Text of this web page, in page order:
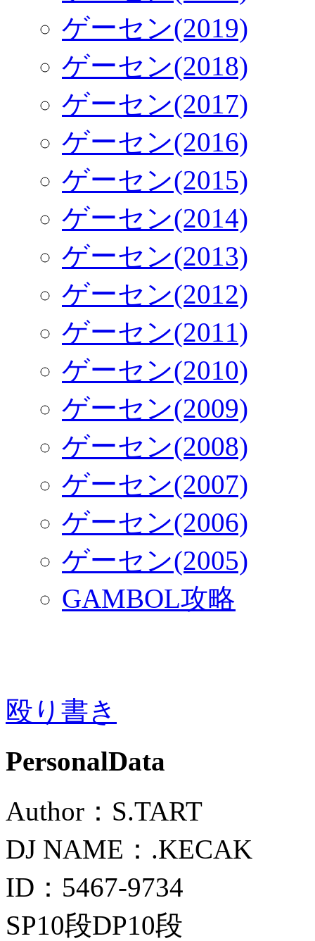
ゲーセン(2019)
ゲーセン(2018)
ゲーセン(2017)
ゲーセン(2016)
ゲーセン(2015)
ゲーセン(2014)
ゲーセン(2013)
ゲーセン(2012)
ゲーセン(2011)
ゲーセン(2010)
ゲーセン(2009)
ゲーセン(2008)
ゲーセン(2007)
ゲーセン(2006)
ゲーセン(2005)
GAMBOL攻略
殴り書き
PersonalData
Author：S.TART
DJ NAME：.KECAK
ID：5467-9734
SP10段DP10段